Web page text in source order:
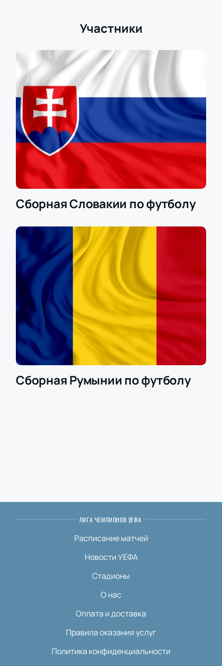
Участники
Сборная Словакии по футболу
Сборная Румынии по футболу
ЛИГА ЧЕМПИОНОВ УЕФА
Расписание матчей
Новости УЕФА
Стадионы
О нас
Оплата и доставка
Правила оказания услуг
Политика конфиденциальности